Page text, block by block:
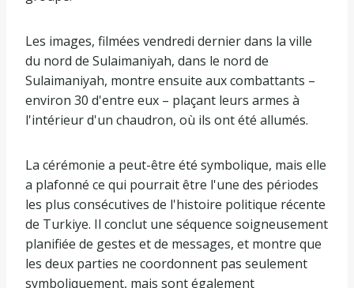
Les images, filmées vendredi dernier dans la ville
du nord de Sulaimaniyah, dans le nord de
Sulaimaniyah, montre ensuite aux combattants –
environ 30 d'entre eux – plaçant leurs armes à
l'intérieur d'un chaudron, où ils ont été allumés.
La cérémonie a peut-être été symbolique, mais elle
a plafonné ce qui pourrait être l'une des périodes
les plus consécutives de l'histoire politique récente
de Turkiye. Il conclut une séquence soigneusement
planifiée de gestes et de messages, et montre que
les deux parties ne coordonnent pas seulement
symboliquement, mais sont également